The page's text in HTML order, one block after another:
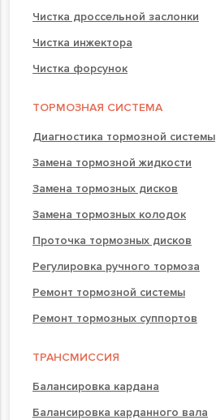
Чистка дроссельной заслонки
Чистка инжектора
Чистка форсунок
ТОРМОЗНАЯ СИСТЕМА
Диагностика тормозной системы
Замена тормозной жидкости
Замена тормозных дисков
Замена тормозных колодок
Проточка тормозных дисков
Регулировка ручного тормоза
Ремонт тормозной системы
Ремонт тормозных суппортов
ТРАНСМИССИЯ
Балансировка кардана
Балансировка карданного вала